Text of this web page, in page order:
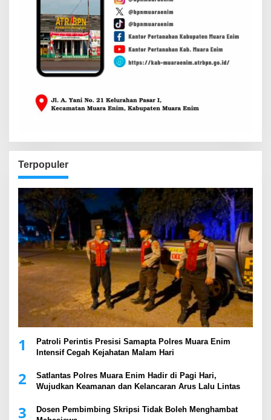
Terpopuler
1
Patroli Perintis Presisi Samapta Polres Muara Enim
Intensif Cegah Kejahatan Malam Hari
2
Satlantas Polres Muara Enim Hadir di Pagi Hari,
Wujudkan Keamanan dan Kelancaran Arus Lalu Lintas
3
Dosen Pembimbing Skripsi Tidak Boleh Menghambat